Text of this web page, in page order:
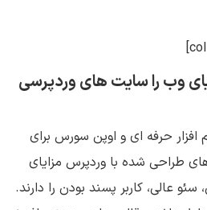
%30 دنیای وب را سایت های وردپرسی
افزار حرفه ای و اوپن سورس برای
طراحی شده با وردپرس مزایای
عالی، کاربر پسند بودن را دارند.